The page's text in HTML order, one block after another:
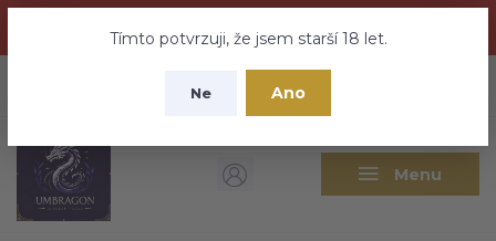
nebuďte vyděšeni zde najdete vše a ještě mnohem víc
Tímto potvrzuji, že jsem starší 18 let.
Ne Ano
Menu
CZK